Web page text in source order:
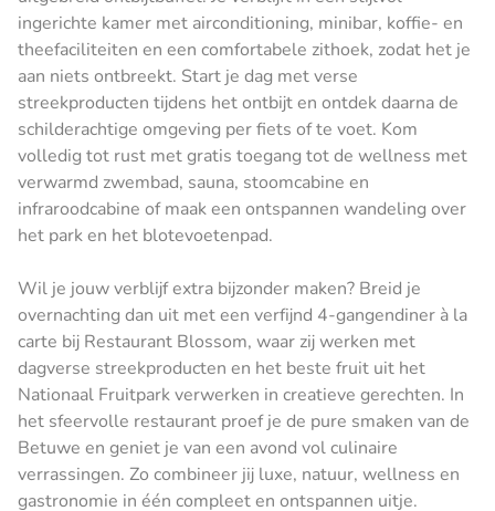
ingerichte kamer met airconditioning, minibar, koffie- en
theefaciliteiten en een comfortabele zithoek, zodat het je
aan niets ontbreekt. Start je dag met verse
streekproducten tijdens het ontbijt en ontdek daarna de
schilderachtige omgeving per fiets of te voet. Kom
volledig tot rust met gratis toegang tot de wellness met
verwarmd zwembad, sauna, stoomcabine en
infraroodcabine of maak een ontspannen wandeling over
het park en het blotevoetenpad.
Wil je jouw verblijf extra bijzonder maken? Breid je
overnachting dan uit met een verfijnd 4-gangendiner à la
carte bij Restaurant Blossom, waar zij werken met
dagverse streekproducten en het beste fruit uit het
Nationaal Fruitpark verwerken in creatieve gerechten. In
het sfeervolle restaurant proef je de pure smaken van de
Betuwe en geniet je van een avond vol culinaire
verrassingen. Zo combineer jij luxe, natuur, wellness en
gastronomie in één compleet en ontspannen uitje.